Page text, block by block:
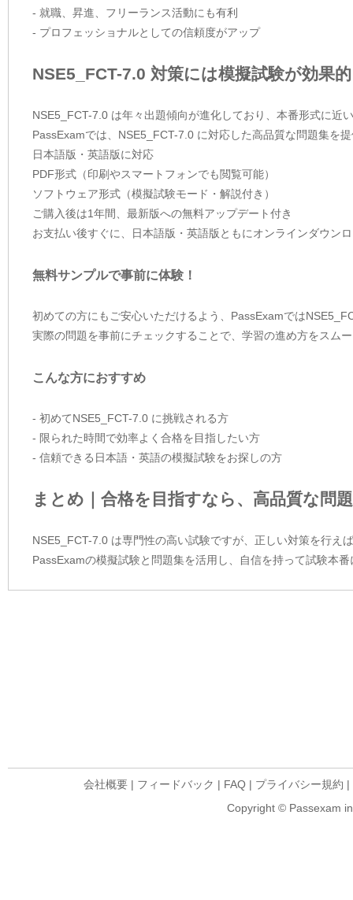
- 就職、昇進、フリーランス活動にも有利
- プロフェッショナルとしての信頼度がアップ
NSE5_FCT-7.0 対策には模擬試験が効果的
NSE5_FCT-7.0 は年々出題傾向が進化しており、本番形式に近
PassExamでは、NSE5_FCT-7.0 に対応した高品質な問題集を
日本語版・英語版に対応
PDF形式（印刷やスマートフォンでも閲覧可能）
ソフトウェア形式（模擬試験モード・解説付き）
ご購入後は1年間、最新版への無料アップデート付き
お支払い後すぐに、日本語版・英語版ともにオンラインダウン
無料サンプルで事前に体験！
初めての方にもご安心いただけるよう、PassExamでは
実際の問題を事前にチェックすることで、学習の進め方をスム
こんな方におすすめ
- 初めてNSE5_FCT-7.0 に挑戦される方
- 限られた時間で効率よく合格を目指したい方
- 信頼できる日本語・英語の模擬試験をお探しの方
まとめ｜合格を目指すなら、高品質な問
NSE5_FCT-7.0 は専門性の高い試験ですが、正しい対策を行え
PassExamの模擬試験と問題集を活用し、自信を持って試験本
会社概要 | フィードバック | FAQ | プライバシー規約 |
Copyright © Passexam